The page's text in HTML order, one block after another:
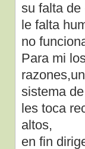
su falta de
le falta
no
Para mi
sistema
les toca
altos,
en fin